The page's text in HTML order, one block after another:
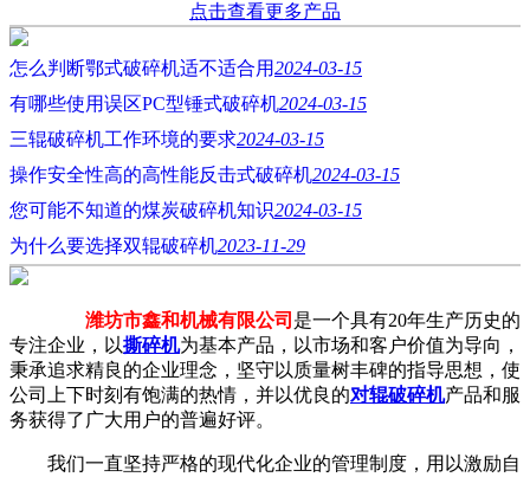
点击查看更多产品
怎么判断鄂式破碎机适不适合用2024-03-15
有哪些使用误区PC型锤式破碎机2024-03-15
三辊破碎机工作环境的要求2024-03-15
操作安全性高的高性能反击式破碎机2024-03-15
您可能不知道的煤炭破碎机知识2024-03-15
为什么要选择双辊破碎机2023-11-29
潍坊市鑫和机械有限公司 是一个具有20年生产历史的
专注企业，以撕碎机为基本产品，以市场和客户价值为导向，
秉承追求精良的企业理念，坚守以质量树丰碑的指导思想，使
公司上下时刻有饱满的热情，并以优良的对辊破碎机产品和服
务获得了广大用户的普遍好评。
我们一直坚持严格的现代化企业的管理制度，用以激励自